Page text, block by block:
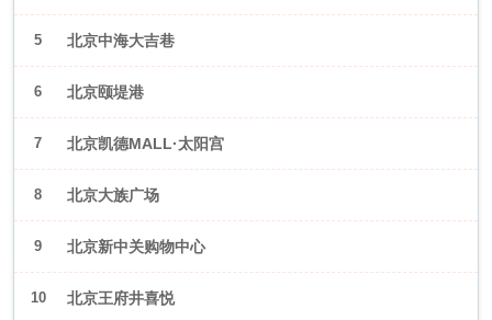
5 北京中海大吉巷
6 北京颐堤港
7 北京凯德MALL·太阳宫
8 北京大族广场
9 北京新中关购物中心
10 北京王府井喜悦